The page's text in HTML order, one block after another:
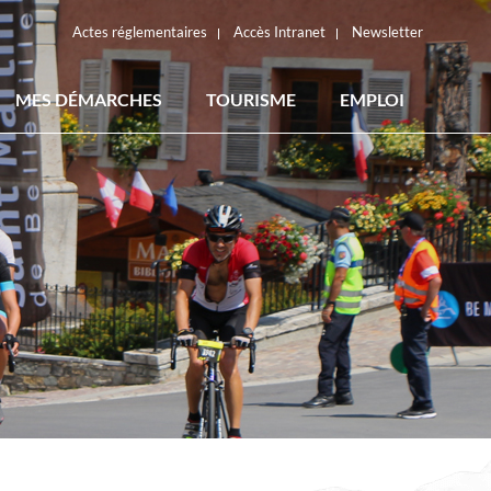
Actes réglementaires Accès Intranet Newsletter
MES DÉMARCHES TOURISME EMPLOI
ACTES RÉGLEMENTAIRES